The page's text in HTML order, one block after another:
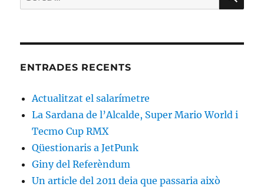
ENTRADES RECENTS
Actualitzat el salarímetre
La Sardana de l’Alcalde, Super Mario World i
Tecmo Cup RMX
Qüestionaris a JetPunk
Giny del Referèndum
Un article del 2011 deia que passaria això